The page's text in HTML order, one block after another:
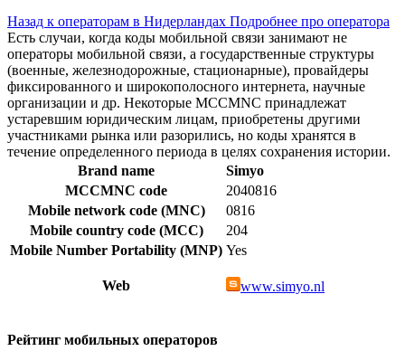
Назад к операторам в Нидерландах Подробнее про оператора
Есть случаи, когда коды мобильной связи занимают не
операторы мобильной связи, а государственные структуры
(военные, железнодорожные, стационарные), провайдеры
фиксированного и широкополосного интернета, научные
организации и др. Некоторые MCCMNC принадлежат
устаревшим юридическим лицам, приобретены другими
участниками рынка или разорились, но коды хранятся в
течение определенного периода в целях сохранения истории.
Brand name
Simyo
MCCMNC code
2040816
Mobile network code (MNC)
0816
Mobile country code (MCC)
204
Mobile Number Portability (MNP) Yes
Web www.simyo.nl
Рейтинг мобильных операторов